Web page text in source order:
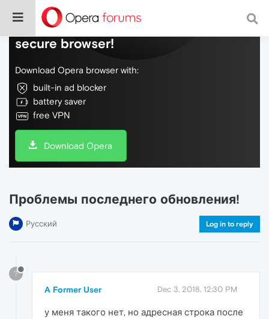
Do more on the web, with a fast and
secure browser!
Download Opera browser with:
built-in ad blocker
battery saver
free VPN
Download Opera
Проблемы последнего обновления!
Русский Log in to reply
?
A Former User Dec 3, 2018, 12:30 PM
у меня такого нет, но адресная строка после